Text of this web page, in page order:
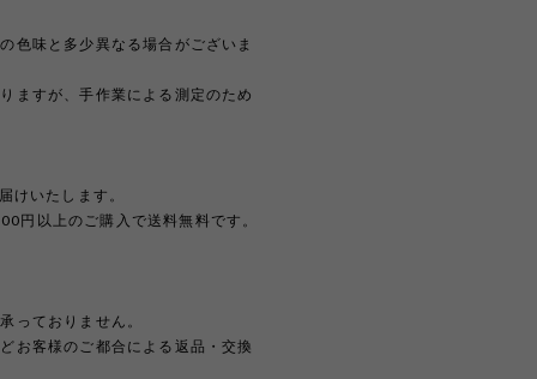
色味と多少異なる場合がございま
ますが、手作業による測定のため
けいたします。
円以上のご購入で送料無料です。
っておりません。
お客様のご都合による返品・交換